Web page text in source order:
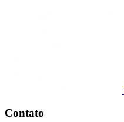
Contato